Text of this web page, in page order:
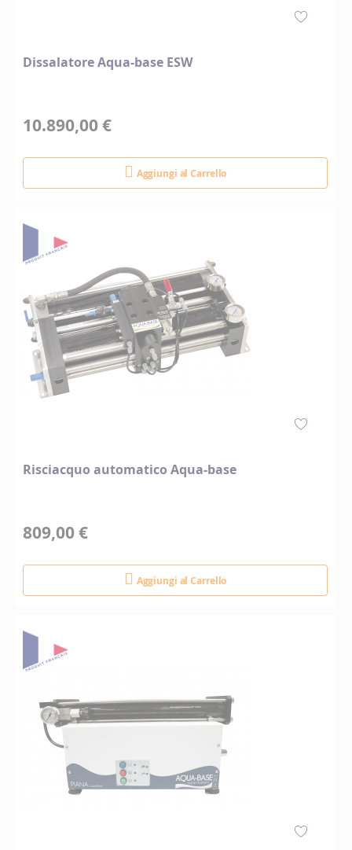
Dissalatore Aqua-base ESW
10.890,00 €
Aggiungi al Carrello
Risciacquo automatico Aqua-base
809,00 €
Aggiungi al Carrello